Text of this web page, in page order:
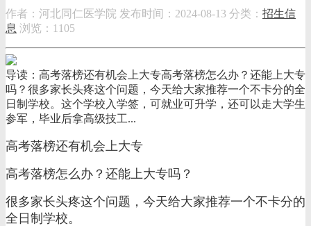
作者：河北同仁医学院 发布时间：2024-08-13 分类： 招生信
息 浏览：1105
导读：高考落榜还有机会上大专高考落榜怎么办？还能上大专
吗？很多家长头疼这个问题，今天给大家推荐一个不卡分的全
日制学校。这个学校入学签，可就业可升学，还可以走大学生
参军，毕业后拿高级技工...
高考落榜还有机会上大专
高考落榜怎么办？还能上大专吗？
很多家长头疼这个问题，今天给大家推荐一个不卡分的
全日制学校。